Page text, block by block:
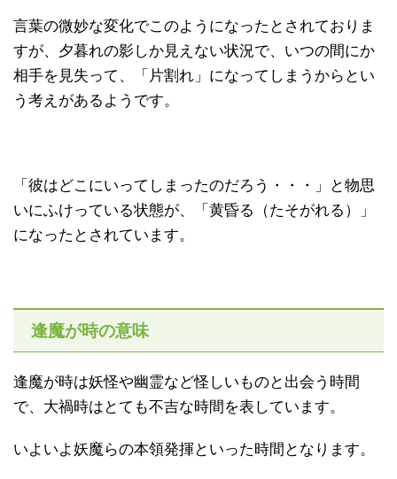
言葉の微妙な変化でこのようになったとされておりま
すが、夕暮れの影しか見えない状況で、いつの間にか
相手を見失って、「片割れ」になってしまうからとい
う考えがあるようです。
「彼はどこにいってしまったのだろう・・・」と物思
いにふけっている状態が、「黄昏る（たそがれる）」
になったとされています。
逢魔が時の意味
逢魔が時は妖怪や幽霊など怪しいものと出会う時間
で、大禍時はとても不吉な時間を表しています。
いよいよ妖魔らの本領発揮といった時間となります。